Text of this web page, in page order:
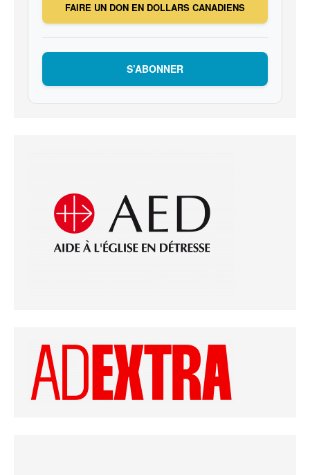
FAIRE UN DON EN DOLLARS CANADIENS
S’ABONNER